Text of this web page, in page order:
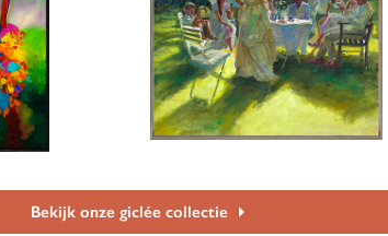
Bekijk onze giclée collectie